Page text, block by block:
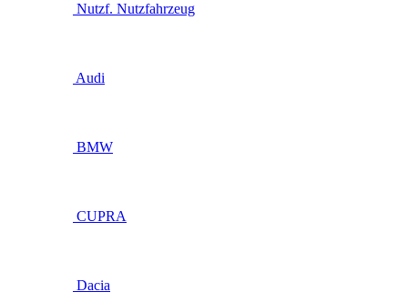
Nutzf. Nutzfahrzeug
Audi
BMW
CUPRA
Dacia